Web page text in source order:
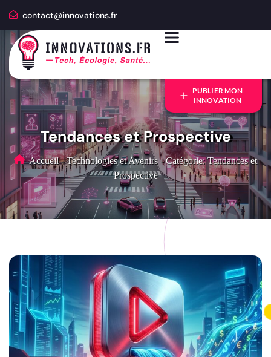
contact@innovations.fr
PUBLIER MON
INNOVATION
Tendances et Prospective
Accueil - Technologies et Avenirs - Catégorie: Tendances et
Prospective